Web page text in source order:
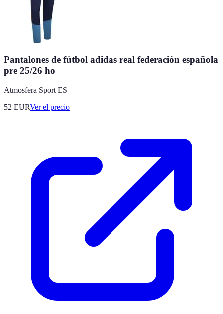
Pantalones de fútbol adidas real federación española
pre 25/26 ho
Atmosfera Sport ES
52 EURVer el precio